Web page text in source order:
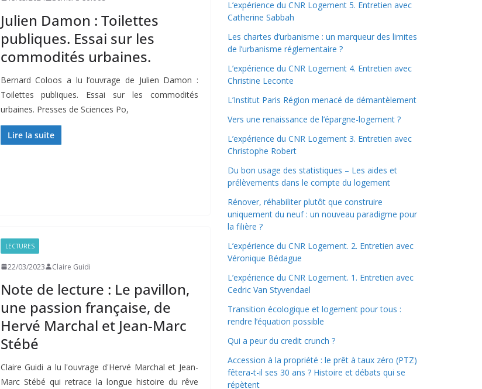
Julien Damon : Toilettes
publiques. Essai sur les
commodités urbaines.
Bernard Coloos a lu l’ouvrage de Julien Damon :
Toilettes publiques. Essai sur les commodités
urbaines. Presses de Sciences Po,
Lire la suite
LECTURES
22/03/2023 Claire Guidi
Note de lecture : Le pavillon,
une passion française, de
Hervé Marchal et Jean-Marc
Stébé
Claire Guidi a lu l'ouvrage d'Hervé Marchal et Jean-
Marc Stébé qui retrace la longue histoire du rêve
L’expérience du CNR Logement 5. Entretien avec
Catherine Sabbah
Les chartes d’urbanisme : un marqueur des limites
de l’urbanisme réglementaire ?
L’expérience du CNR Logement 4. Entretien avec
Christine Leconte
L’Institut Paris Région menacé de démantèlement
Vers une renaissance de l’épargne-logement ?
L’expérience du CNR Logement 3. Entretien avec
Christophe Robert
Du bon usage des statistiques – Les aides et
prélèvements dans le compte du logement
Rénover, réhabiliter plutôt que construire
uniquement du neuf : un nouveau paradigme pour
la filière ?
L’expérience du CNR Logement. 2. Entretien avec
Véronique Bédague
L’expérience du CNR Logement. 1. Entretien avec
Cedric Van Styvendael
Transition écologique et logement pour tous :
rendre l’équation possible
Qui a peur du credit crunch ?
Accession à la propriété : le prêt à taux zéro (PTZ)
fêtera-t-il ses 30 ans ? Histoire et débats qui se
répètent